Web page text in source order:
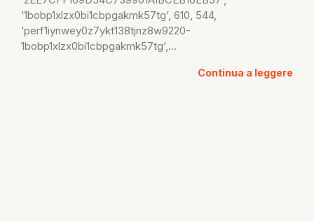
‘1bobp1xlzx0bi1cbpgakmk57tg’, 610, 544,
‘perf1iynwey0z7ykt138tjnz8w9220-
1bobp1xlzx0bi1cbpgakmk57tg’,...
Continua a leggere